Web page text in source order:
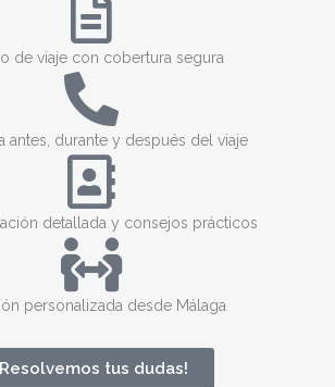
de viaje con cobertura segura
antes, durante y después del viaje
detallada y consejos prácticos
personalizada desde Málaga
tus dudas!